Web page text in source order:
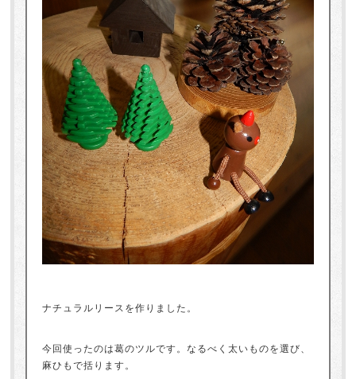
ナチュラルリースを作りました。
今回使ったのは葛のツルです。なるべく太いものを選び、
麻ひもで括ります。